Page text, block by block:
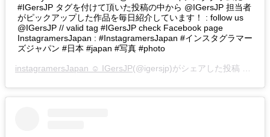
#IGersJP タグを付けて頂いた投稿の中から @IGersJP 担当者
がピックアップした作品を毎日紹介しています！ : follow us
@IGersJP // valid tag #IGersJP check Facebook page
InstagramersJapan : #InstagramersJapan #インスタグラマー
ズジャパン #日本 #japan #写真 #photo
instagramersJapan ☺︎ IGersJP(@igersjp)がシェアした投稿 –